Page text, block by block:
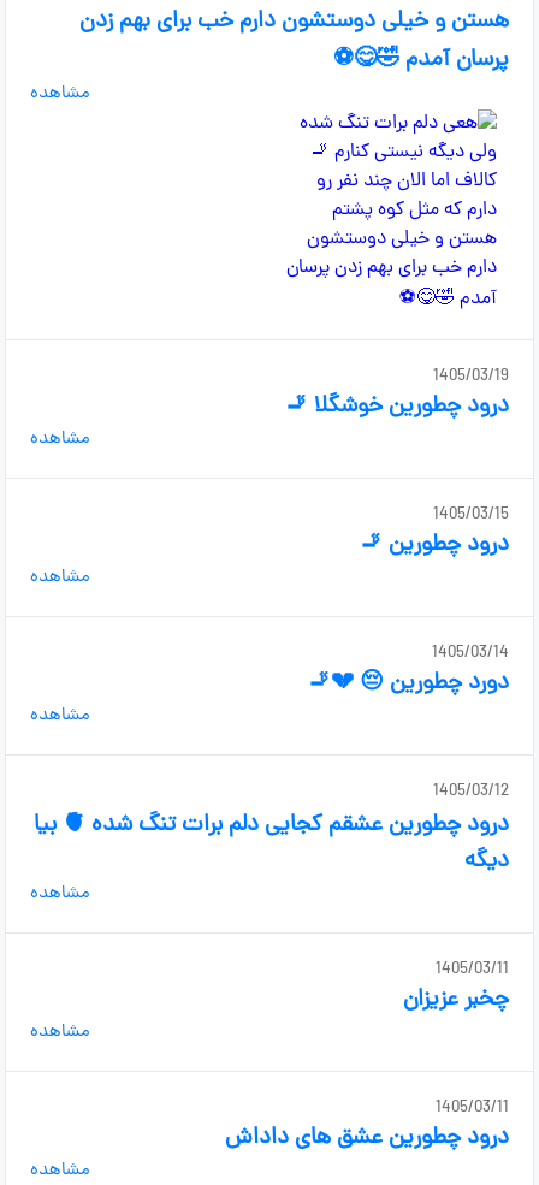
هستن و خیلی دوستشون دارم خب برای بهم زدن
پرسان آمدم 🤣😋⚽
مشاهده
1405/03/19
درود چطورین خوشگلا 🚬
مشاهده
1405/03/15
درود چطورین 🚬
مشاهده
1405/03/14
دورد چطورین 😔 💔🚬
مشاهده
1405/03/12
درود چطورین عشقم کجایی دلم برات تنگ شده 🫀 بیا
دیگه
مشاهده
1405/03/11
چخبر عزیزان
مشاهده
1405/03/11
درود چطورین عشق های داداش
مشاهده